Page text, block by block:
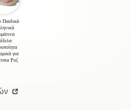
Παιδικά
για
Ροζ